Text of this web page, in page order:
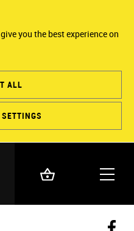
you the best experience on
ALL